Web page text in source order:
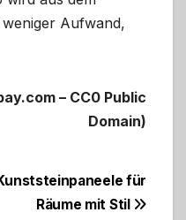
Aufwand,
– CC0 Public
Domain)
für
Räume mit Stil